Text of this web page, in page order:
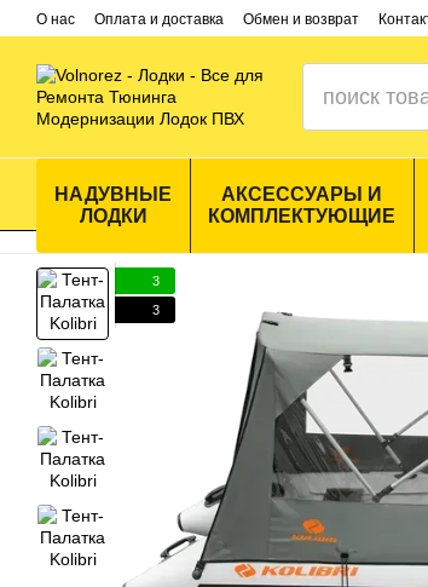
Перейти к основному контенту
О нас Оплата и доставка Обмен и возврат
НАДУВНЫЕ
ЛОДКИ
АКСЕССУАРЫ И
КОМПЛЕКТУЮЩИЕ
3
3